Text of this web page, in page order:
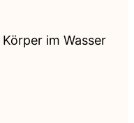
im Wasser